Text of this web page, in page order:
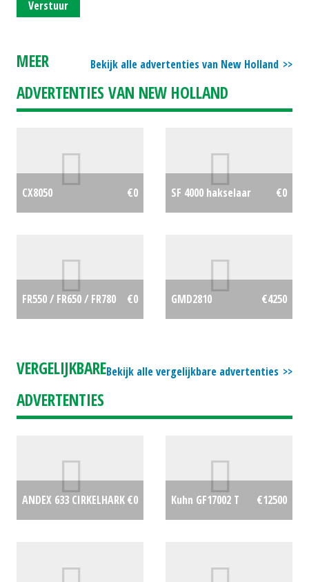
Verstuur
Bekijk alle advertenties van New Holland
MEER
ADVERTENTIES VAN NEW HOLLAND
CX8050 €0 SF 4000 hakselaar €0
FR550 / FR650 / FR780 €0 GMD2810 €4250
Bekijk alle vergelijkbare advertenties
VERGELIJKBARE
ADVERTENTIES
ANDEX 633 CIRKELHARK€0 Kuhn GF17002 T €12500